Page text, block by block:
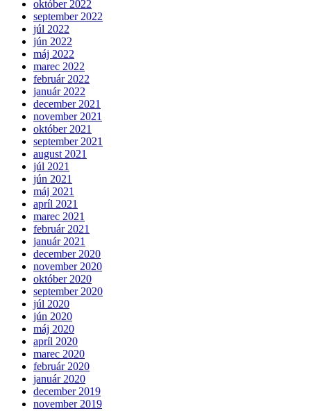
október 2022
september 2022
júl 2022
jún 2022
máj 2022
marec 2022
február 2022
január 2022
december 2021
november 2021
október 2021
september 2021
august 2021
júl 2021
jún 2021
máj 2021
apríl 2021
marec 2021
február 2021
január 2021
december 2020
november 2020
október 2020
september 2020
júl 2020
jún 2020
máj 2020
apríl 2020
marec 2020
február 2020
január 2020
december 2019
november 2019